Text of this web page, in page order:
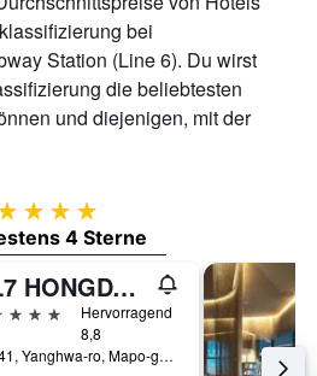
bei
Station (Line 6). Du wirst
die beliebtesten
und diejenigen, mit der
4 Sterne
4 Sterne
L7 HONGDAE by LOTTE
Sterne
Hervorragend
8,8
141, Yanghwa-ro, Mapo-gu, Seoul, Südkorea